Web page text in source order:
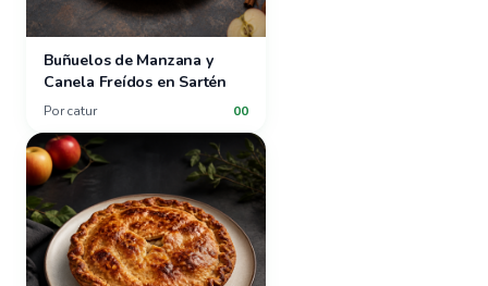
Buñuelos de Manzana y
Canela Freídos en Sartén
Por catur 00